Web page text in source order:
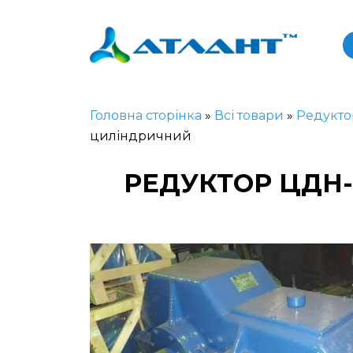
Головна сторінка » Всі товари »
циліндричний
РЕДУКТОР